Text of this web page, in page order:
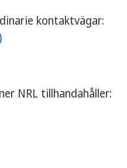
kontaktvägar:
NRL tillhandahåller: